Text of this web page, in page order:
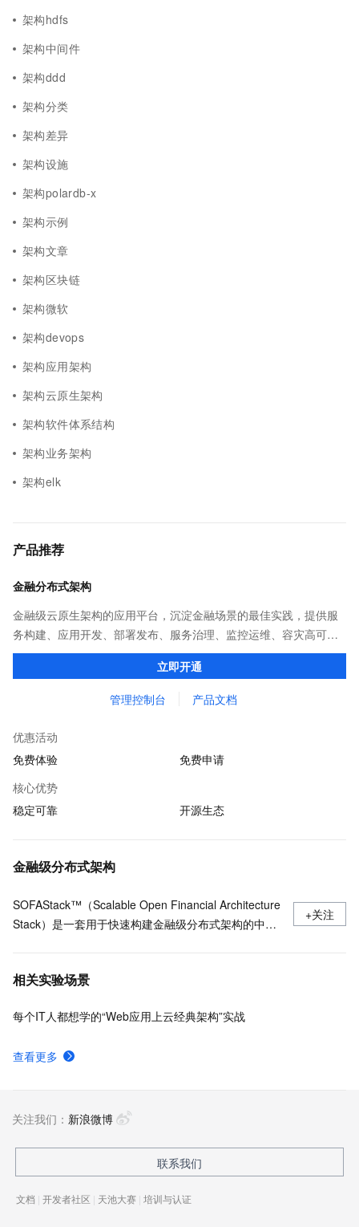
架构hdfs
架构中间件
架构ddd
架构分类
架构差异
架构设施
架构polardb-x
架构示例
架构文章
架构区块链
架构微软
架构devops
架构应用架构
架构云原生架构
架构软件体系结构
架构业务架构
架构elk
产品推荐
金融分布式架构
金融级云原生架构的应用平台，沉淀金融场景的最佳实践，提供服
务构建、应用开发、部署发布、服务治理、监控运维、容灾高可用
等全栈式解决方案，兼容Dubbo、Spring Cloud等微服务运行环
境，助力客户各类应用轻松转型分布式架构
立即开通
管理控制台 产品文档
优惠活动
免费体验
免费申请
核心优势
稳定可靠
开源生态
金融级分布式架构
SOFAStack™（Scalable Open Financial Architecture
Stack）是一套用于快速构建金融级分布式架构的中间
+关注
相关实验场景
每个IT人都想学的“Web应用上云经典架构”实战
查看更多
关注我们： 新浪微博
联系我们
文档 | 开发者社区 | 天池大赛 | 培训与认证